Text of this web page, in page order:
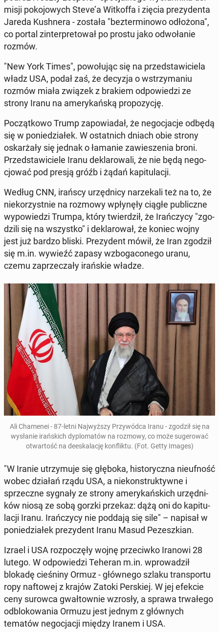
misji po­ko­jo­wych Steve’a Wit­kof­fa i zięcia pre­zy­den­ta
Jareda Ku­sh­ne­ra - została "bez­ter­mi­no­wo odło­żo­na",
co portal zin­ter­pre­to­wał po prostu jako od­wo­ła­nie
rozmów.
"New York Times", po­wo­łu­jąc się na przed­sta­wi­cie­la
władz USA, podał zaś, że decyzja o wstrzy­ma­niu
rozmów miała związek z brakiem od­po­wie­dzi ze
strony Iranu na ame­ry­kań­ską pro­po­zy­cję.
Po­cząt­ko­wo Trump za­po­wia­dał, że ne­go­cja­cje odbędą
się w po­nie­dzia­łek. W ostat­nich dniach obie strony
oskar­ża­ły się jednak o łamanie za­wie­sze­nia broni.
Przed­sta­wi­cie­le Iranu de­kla­ro­wa­li, że nie będą ne­go­
cjo­wać pod presją gróźb i żądań ka­pi­tu­la­cji.
Według CNN, irańscy urzęd­ni­cy na­rze­ka­li też na to, że
nie­ko­rzyst­nie na rozmowy wpły­nę­ły ciągłe pu­blicz­ne
wy­po­wie­dzi Trumpa, który twier­dził, że Irań­czy­cy "zgo­
dzi­li się na wszyst­ko" i de­kla­ro­wał, że koniec wojny
jest już bardzo bliski. Pre­zy­dent mówił, że Iran zgodził
się m.in. wywieźć zapasy wzbo­ga­co­ne­go uranu,
czemu za­prze­cza­ły irań­skie władze.
Ali Cha­me­nei - 87-letni Naj­wyż­szy Przy­wód­ca Iranu - zgodził się na
wy­sła­nie irań­skich dy­plo­ma­tów na rozmowy, co może su­ge­ro­wać
otwar­tość na de­eska­la­cję kon­flik­tu. (Fot. Getty Images)
"W Iranie utrzy­mu­je się głęboka, hi­sto­rycz­na nie­uf­ność
wobec działań rządu USA, a nie­kon­struk­tyw­ne i
sprzecz­ne sygnały ze strony ame­ry­kań­skich urzęd­ni­
ków niosą ze sobą gorzki przekaz: dążą oni do ka­pi­tu­
la­cji Iranu. Irań­czy­cy nie poddają się sile" – napisał w
po­nie­dzia­łek pre­zy­dent Iranu Masud Pe­zesz­kian.
Izrael i USA roz­po­czę­ły wojnę prze­ciw­ko Iranowi 28
lutego. W od­po­wie­dzi Teheran m.in. wpro­wa­dził
blokadę cie­śni­ny Ormuz - głów­ne­go szlaku trans­por­tu
ropy naf­to­wej z krajów Zatoki Per­skiej. W jej efekcie
ceny surowca gwał­tow­nie wzrosły, a sprawa trwa­łe­go
od­blo­ko­wa­nia Ormuzu jest jednym z głów­nych
tematów ne­go­cja­cji między Iranem i USA.